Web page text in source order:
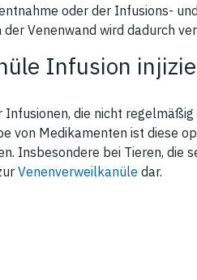
oder der Infusions-
Venenwand wird dadurch
Infusion
die nicht
von Medikamenten ist diese
Insbesondere bei Tieren,
Venenverweilkanüle dar.